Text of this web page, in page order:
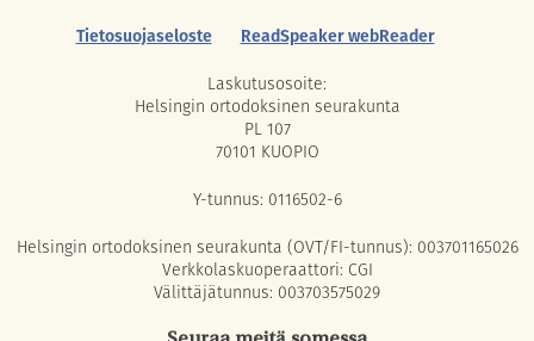
Tietosuojaseloste
ReadSpeaker webReader
Laskutusosoite:
Helsingin ortodoksinen seurakunta
PL 107
70101 KUOPIO
Y-tunnus: 0116502-6
Helsingin ortodoksinen seurakunta (OVT/FI-tunnus): 003701165026
Verkkolaskuoperaattori: CGI
Välittäjätunnus: 003703575029